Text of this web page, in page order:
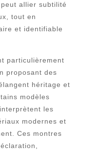
allier subtilité
tout en
et identifiable
particulièrement
proposant des
héritage et
modèles
les
modernes et
Ces montres